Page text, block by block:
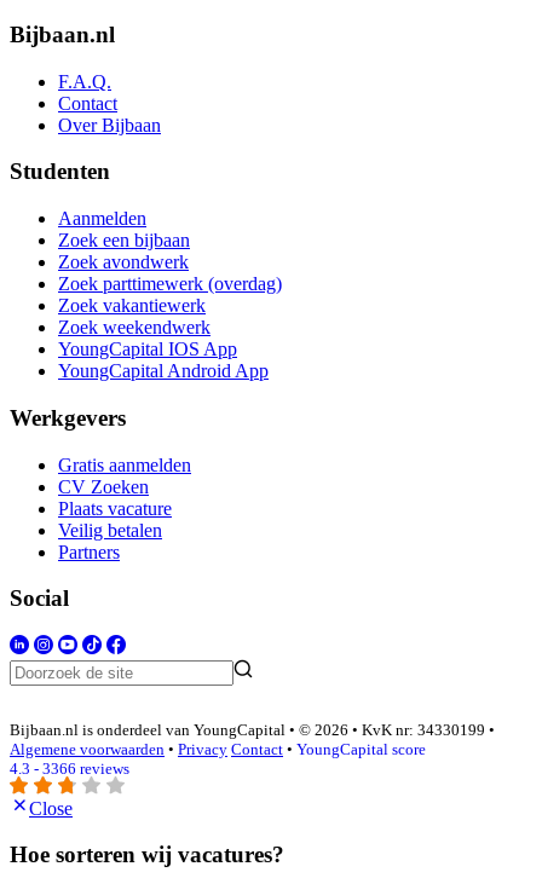
Bijbaan.nl
F.A.Q.
Contact
Over Bijbaan
Studenten
Aanmelden
Zoek een bijbaan
Zoek avondwerk
Zoek parttimewerk (overdag)
Zoek vakantiewerk
Zoek weekendwerk
YoungCapital IOS App
YoungCapital Android App
Werkgevers
Gratis aanmelden
CV Zoeken
Plaats vacature
Veilig betalen
Partners
Social
Bijbaan.nl is onderdeel van YoungCapital • © 2026 • KvK nr: 34330199 •
Algemene voorwaarden • Privacy Contact • YoungCapital score
4.3 - 3366 reviews
Close
Hoe sorteren wij vacatures?